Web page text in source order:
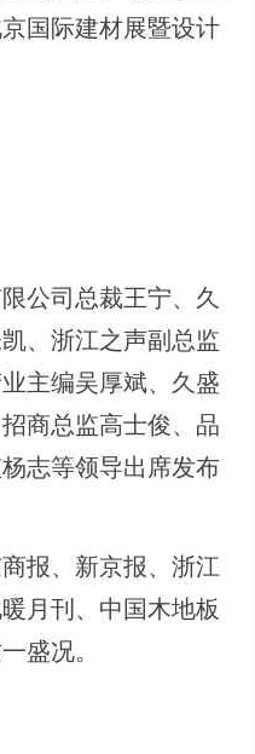
国际建材展暨设计
公司总裁王宁、久
、浙江之声副总监
主编吴厚斌、久盛
商总监高士俊、品
志等领导出席发布
报、新京报、浙江
月刊、中国木地板
盛况。